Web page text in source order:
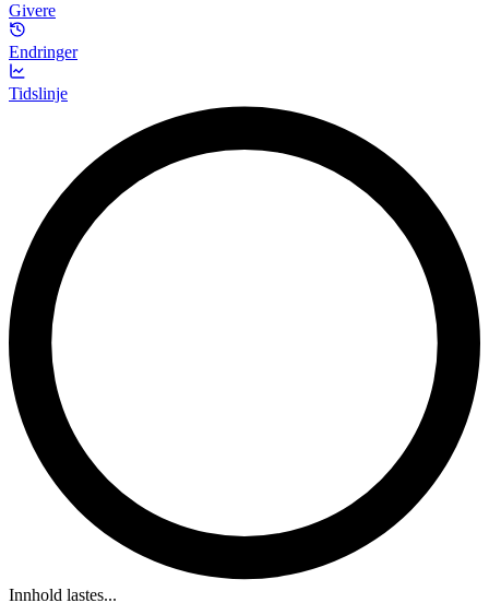
Givere
Endringer
Tidslinje
Innhold lastes...